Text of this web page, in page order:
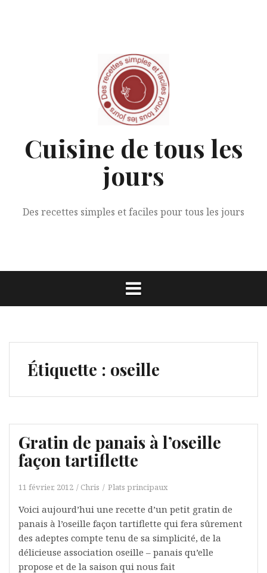
Cuisine de tous les
jours
Des recettes simples et faciles pour tous les jours
Étiquette : oseille
Gratin de panais à l’oseille
façon tartiflette
11 février, 2012 Chris Plats principaux
Voici aujourd’hui une recette d’un petit gratin de
panais à l’oseille façon tartiflette qui fera sûrement
des adeptes compte tenu de sa simplicité, de la
délicieuse association oseille – panais qu’elle
propose et de la saison qui nous fait